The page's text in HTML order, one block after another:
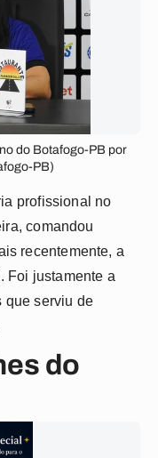
do Botafogo-PB por
PB)
profissional no
comandou
recentemente, a
Foi justamente a
que serviu de
do